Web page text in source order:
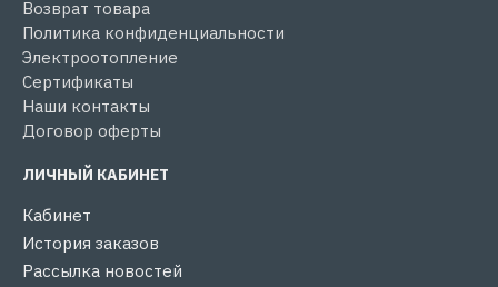
Возврат товара
Политика конфиденциальности
Электроотопление
Сертификаты
Наши контакты
Договор оферты
ЛИЧНЫЙ КАБИНЕТ
Кабинет
История заказов
Рассылка новостей